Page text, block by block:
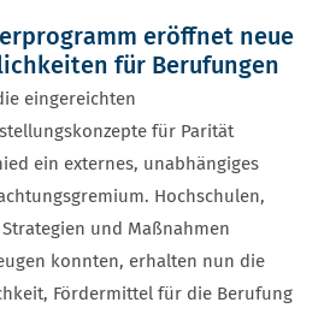
eröffnet neue
für Berufungen
eingereichten
für Parität
ein externes, unabhängiges
Hochschulen,
und Maßnahmen
konnten, erhalten nun die
Fördermittel für die Berufung